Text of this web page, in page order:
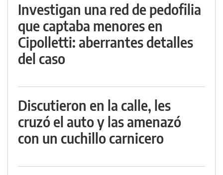
Investigan una red de pedofilia
que captaba menores en
Cipolletti: aberrantes detalles
del caso
Discutieron en la calle, les
cruzó el auto y las amenazó
con un cuchillo carnicero